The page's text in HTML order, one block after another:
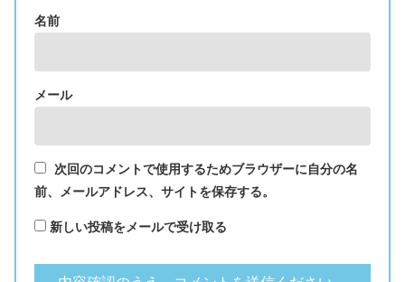
名前
メール
次回のコメントで使用するためブラウザーに自分の名
前、メールアドレス、サイトを保存する。
新しい投稿をメールで受け取る